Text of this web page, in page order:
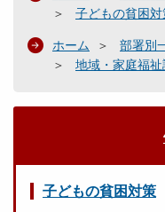
子どもの貧困対
ホーム 部署別
地域・家庭福祉
子どもの貧困対策